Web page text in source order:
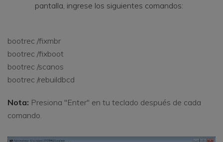
pantalla, ingrese los siguientes comandos:
bootrec /fixmbr
bootrec /fixboot
bootrec /scanos
bootrec /rebuildbcd
Nota: Presiona "Enter" en tu teclado después de cada
comando.